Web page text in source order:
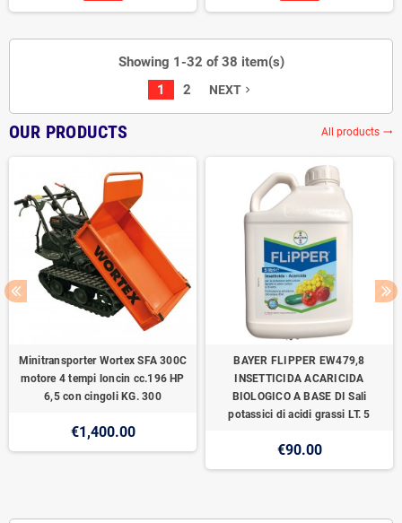
Showing 1-32 of 38 item(s)
1
2 NEXT navigate_next
OUR PRODUCTS All products trending_flat
Minitransporter Wortex SFA 300C
motore 4 tempi loncin cc.196 HP
6,5 con cingoli KG. 300
€1,400.00
BAYER FLIPPER EW479,8
INSETTICIDA ACARICIDA
BIOLOGICO A BASE DI Sali
potassici di acidi grassi LT. 5
€90.00